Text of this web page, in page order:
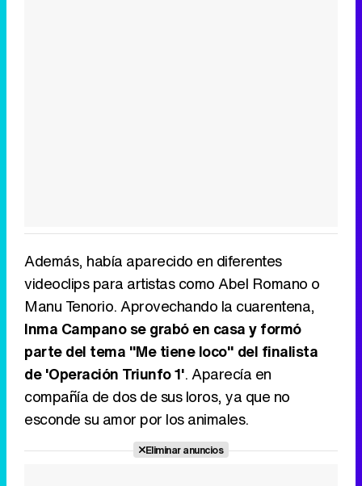
Además, había aparecido en diferentes
videoclips para artistas como Abel Romano o
Manu Tenorio. Aprovechando la cuarentena,
Inma Campano se grabó en casa y formó
parte del tema "Me tiene loco" del finalista
de 'Operación Triunfo 1'. Aparecía en
compañía de dos de sus loros, ya que no
esconde su amor por los animales.
Eliminar anuncios